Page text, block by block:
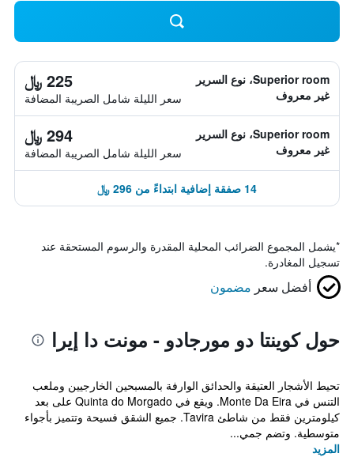
Superior room، نوع السرير
غير معروف
225 ﷼
سعر الليلة شامل الصريبة المضافة
Superior room، نوع السرير
غير معروف
294 ﷼
سعر الليلة شامل الصريبة المضافة
14 صفقة إضافية ابتداءً من 296 ﷼
*يشمل المجموع الضرائب المحلية المقدرة والرسوم المستحقة عند
تسجيل المغادرة.
أفضل سعر مضمون
حول كوينتا دو مورجادو - مونت دا إيرا
تحيط الأشجار العتيقة والحدائق الوارفة بالمسبحين الخارجيين وملعب
التنس في Monte Da Eira. ويقع في Quinta do Morgado على بعد
كيلومترين فقط من شاطئ Tavira. جميع الشقق فسيحة وتتميز بأجواء
متوسطية. وتضم جمي...
المزيد